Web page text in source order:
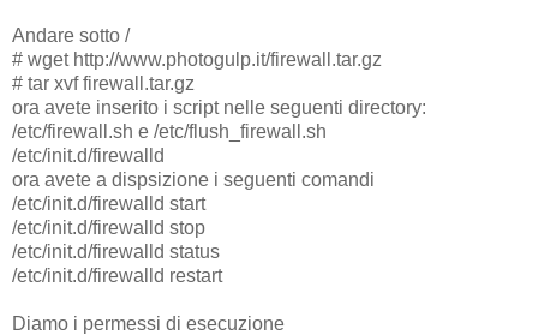
Andare sotto /
# wget http://www.photogulp.it/firewall.tar.gz
# tar xvf firewall.tar.gz
ora avete inserito i script nelle seguenti directory:
/etc/firewall.sh e /etc/flush_firewall.sh
/etc/init.d/firewalld
ora avete a dispsizione i seguenti comandi
/etc/init.d/firewalld start
/etc/init.d/firewalld stop
/etc/init.d/firewalld status
/etc/init.d/firewalld restart
Diamo i permessi di esecuzione